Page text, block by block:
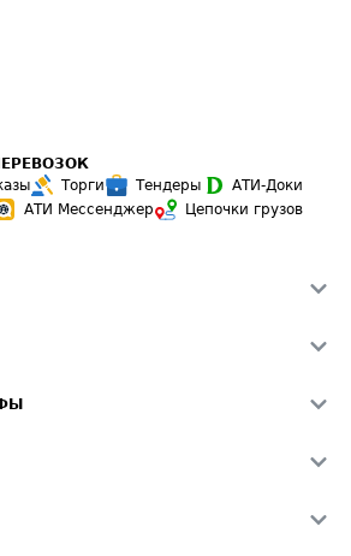
Торги Тендеры
АТИ-Доки
АТИ Мессенджер
Цепочки грузов